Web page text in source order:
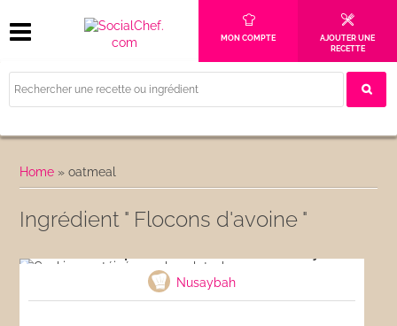
MON COMPTE
AJOUTER UNE
RECETTE
Home »oatmeal
Ingrédient " Flocons d'avoine "
Nusaybah